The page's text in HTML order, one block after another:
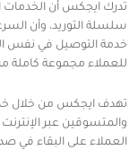
تدرك ايجكس أن
سلسلة التوريد، وأن
خدمة التوصيل في نفس
للعملاء مجموعة كاملة
تهدف ايجكس من خلال
والمتسوقين عبر
العملاء على البقاء في